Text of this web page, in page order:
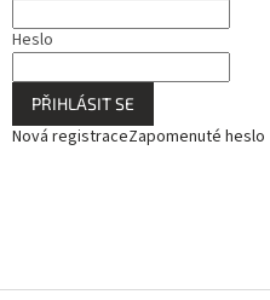
Heslo
PŘIHLÁSIT SE
Nová registraceZapomenuté heslo